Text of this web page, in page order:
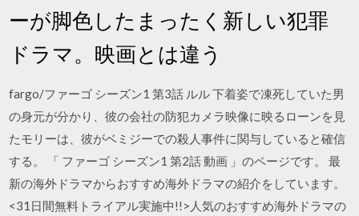
ーが脚色したまったく新しい犯罪
ドラマ。映画とは違う
fargo/ファーゴ シーズン1 第3話 ルル 下着姿で凍死していた男
の身元が分かり、彼の会社の防犯カメラ映像に映るローンを見
たモリーは、彼がベミジーでの殺人事件に関与していると確信
する。 「 ファーゴ シーズン1 第2話 動画 」のページです。 最
新の海外ドラマからおすすめ海外ドラマの紹介をしています。
<31日間無料トライアル実施中!!>人気のおすすめ海外ドラマの